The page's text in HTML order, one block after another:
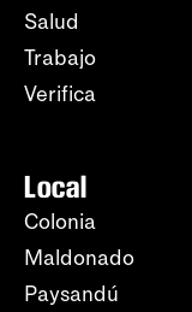
Salud
Trabajo
Verifica
Local
Colonia
Maldonado
Paysandú